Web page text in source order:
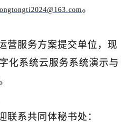
。
营服务方案提交单位，现
化系统云服务系统演示与
联系共同体秘书处：